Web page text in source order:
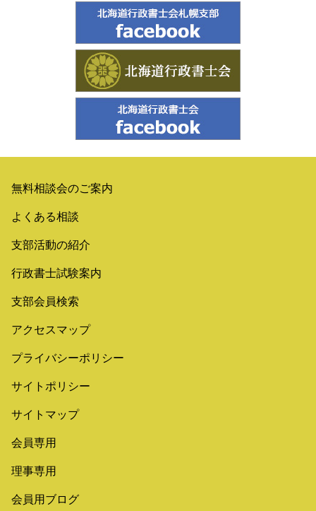
無料相談会のご案内
よくある相談
支部活動の紹介
行政書士試験案内
支部会員検索
アクセスマップ
プライバシーポリシー
サイトポリシー
サイトマップ
会員専用
理事専用
会員用ブログ